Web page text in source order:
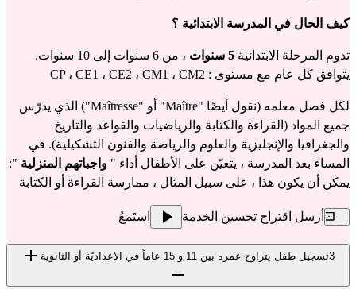
كيف الحال في المدرسة الابتدائية ؟
تدوم المرحلة الابتدائية 5 سنوات
، من 6 سنوات إلى 10 سنوات.
يتوافق كل عام مع مستوى : CP ، CE1 ، CE2 ، CM1 ، CM2
لكل فصل معلمه (نقول أيضًا "Maître" أو "Maîtresse") الذي يدرّس
جميع المواد (القراءة والكتابة والرياضيات والقواعد والتاريخ
والجغرافيا والإنجليزية والعلوم والرياضة والفنون التشكيلية). في
المساء بعد المدرسة ، يتعيّن على الأطفال أداء " واجباتهم المنزلية ":
يمكن أن يكون هذا ، على سبيل المثال ، ممارسة القراءة أو الكتابة
أرسل اقتراح تحسين الخدمة استَمعُ
3تسجيل طفل يتراوح عمره بين 11 و 15 عاماً في الاعداديّة أو الثانوية